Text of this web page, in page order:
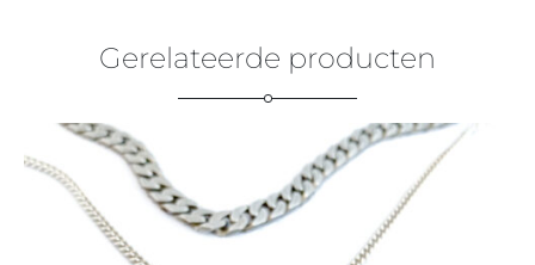
Gerelateerde producten